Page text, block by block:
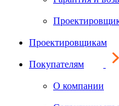
Проектировщикам
Покупателям
О компании